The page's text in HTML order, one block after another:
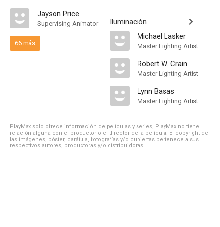
Jayson Price
Supervising Animator
66 más
Iluminación
Michael Lasker
Master Lighting Artist
Robert W. Crain
Master Lighting Artist
Lynn Basas
Master Lighting Artist
PlayMax solo ofrece información de películas y series, PlayMax no tiene
relación alguna con el productor o el director de la película. El copyright de
las imágenes, póster, carátula, fotografías y/o cubiertas pertenece a sus
respectivos autores, productoras y/o distribuidoras.